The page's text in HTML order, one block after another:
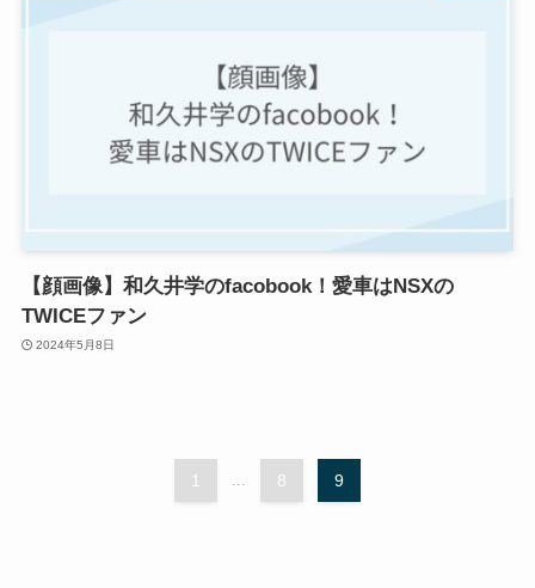
【顔画像】和久井学のfacobook！愛車はNSXの
TWICEファン
2024年5月8日
1 ... 8 9